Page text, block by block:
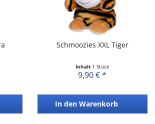
Schmoozies XXL Tiger
Inhalt 1 Stück
9,90 € *
In den Warenkorb